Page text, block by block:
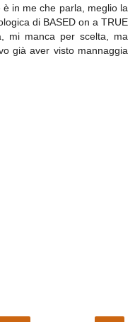
in me che parla, meglio la
di BASED on a TRUE
mi manca per scelta, ma
già aver visto mannaggia